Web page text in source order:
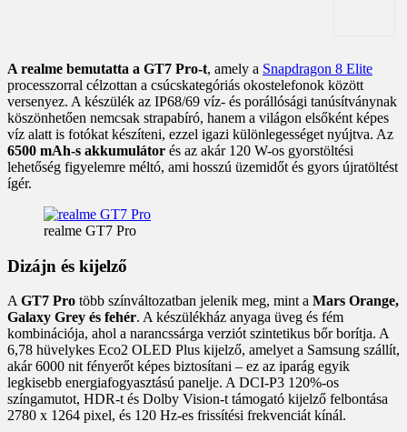
A realme bemutatta a GT7 Pro-t, amely a Snapdragon 8 Elite
processzorral célzottan a csúcskategóriás okostelefonok között
versenyez. A készülék az IP68/69 víz- és porállósági tanúsítványnak
köszönhetően nemcsak strapabíró, hanem a világon elsőként képes
víz alatt is fotókat készíteni, ezzel igazi különlegességet nyújtva. Az
6500 mAh-s akkumulátor és az akár 120 W-os gyorstöltési
lehetőség figyelemre méltó, ami hosszú üzemidőt és gyors újratöltést
ígér.
realme GT7 Pro
Dizájn és kijelző
A GT7 Pro több színváltozatban jelenik meg, mint a Mars Orange,
Galaxy Grey és fehér. A készülékház anyaga üveg és fém
kombinációja, ahol a narancssárga verziót szintetikus bőr borítja. A
6,78 hüvelykes Eco2 OLED Plus kijelző, amelyet a Samsung szállít,
akár 6000 nit fényerőt képes biztosítani – ez az iparág egyik
legkisebb energiafogyasztású panelje. A DCI-P3 120%-os
színgamutot, HDR-t és Dolby Vision-t támogató kijelző felbontása
2780 x 1264 pixel, és 120 Hz-es frissítési frekvenciát kínál.